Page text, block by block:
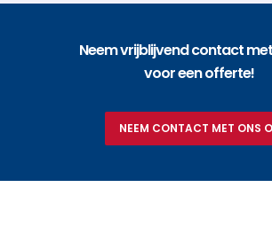
Neem vrijblijvend contact
voor een offerte!
NEEM CONTACT MET ONS